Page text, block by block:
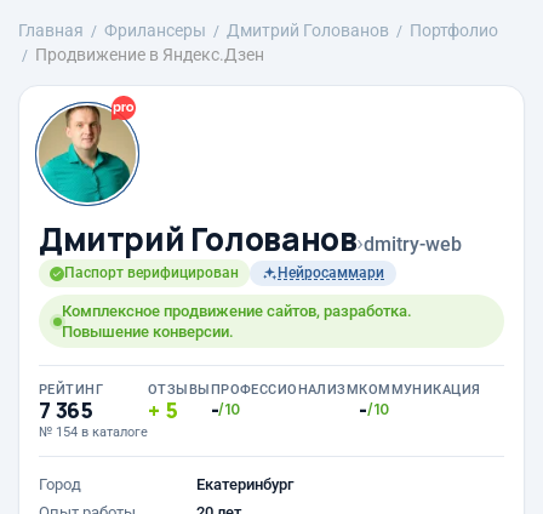
Главная Фрилансеры Дмитрий Голованов
Портфолио
Продвижение в Яндекс.Дзен
Дмитрий Голованов›dmitry-web
Паспорт верифицирован Нейросаммари
Комплексное продвижение сайтов, разработка.
Повышение конверсии.
РЕЙТИНГ
7 365
№ 154 в каталоге
ОТЗЫВЫ
5
ПРОФЕССИОНАЛИЗМ
-/10
КОММУНИКАЦИЯ
-/10
Город
Екатеринбург